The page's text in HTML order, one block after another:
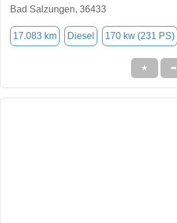
Bad Salzungen, 36433
17.083 km Diesel 170 kw (231 PS)
★ ➦